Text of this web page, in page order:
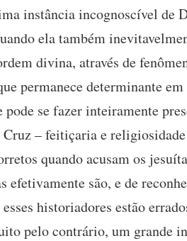
instância incognoscível de
ela também
divina, através de
permanece determinante
pode se fazer inteiramente
Cruz – feitiçaria e
quando acusam os
efetivamente são, e de
historiadores estão
pelo contrário, um grande